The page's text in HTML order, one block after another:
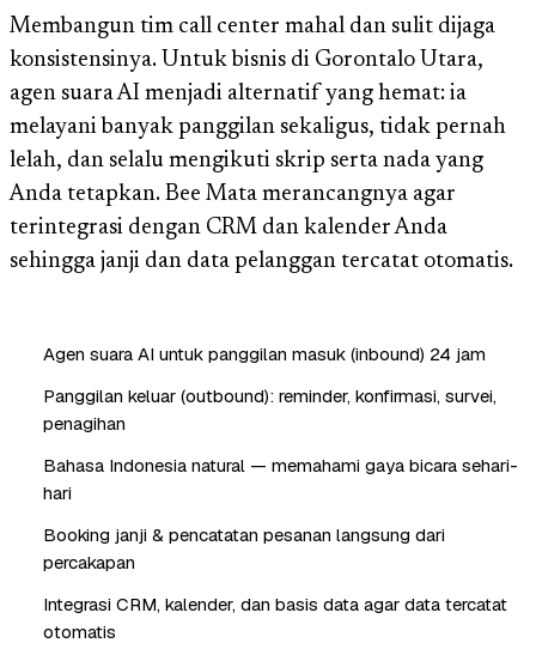
Membangun tim call center mahal dan sulit dijaga
konsistensinya. Untuk bisnis di Gorontalo Utara,
agen suara AI menjadi alternatif yang hemat: ia
melayani banyak panggilan sekaligus, tidak pernah
lelah, dan selalu mengikuti skrip serta nada yang
Anda tetapkan. Bee Mata merancangnya agar
terintegrasi dengan CRM dan kalender Anda
sehingga janji dan data pelanggan tercatat otomatis.
Agen suara AI untuk panggilan masuk (inbound) 24 jam
Panggilan keluar (outbound): reminder, konfirmasi, survei,
penagihan
Bahasa Indonesia natural — memahami gaya bicara sehari-
hari
Booking janji & pencatatan pesanan langsung dari
percakapan
Integrasi CRM, kalender, dan basis data agar data tercatat
otomatis